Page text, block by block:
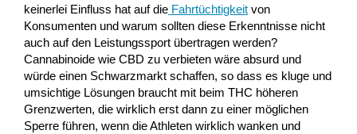
keinerlei Einfluss hat auf die Fahrtüchtigkeit von
Konsumenten und warum sollten diese Erkenntnisse nicht
auch auf den Leistungssport übertragen werden?
Cannabinoide wie CBD zu verbieten wäre absurd und
würde einen Schwarzmarkt schaffen, so dass es kluge und
umsichtige Lösungen braucht mit beim THC höheren
Grenzwerten, die wirklich erst dann zu einer möglichen
Sperre führen, wenn die Athleten wirklich wanken und